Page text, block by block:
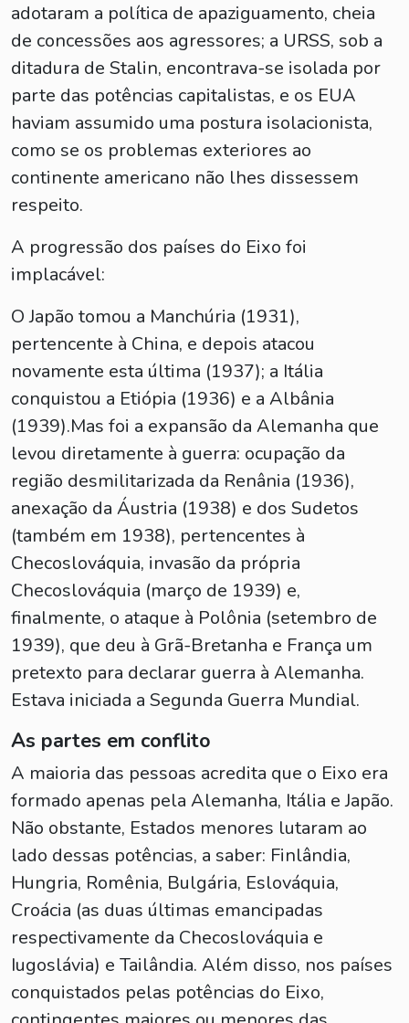
adotaram a política de apaziguamento, cheia
de concessões aos agressores; a URSS, sob a
ditadura de Stalin, encontrava-se isolada por
parte das potências capitalistas, e os EUA
haviam assumido uma postura isolacionista,
como se os problemas exteriores ao
continente americano não lhes dissessem
respeito.
A progressão dos países do Eixo foi
implacável:
O Japão tomou a Manchúria (1931),
pertencente à China, e depois atacou
novamente esta última (1937); a Itália
conquistou a Etiópia (1936) e a Albânia
(1939).Mas foi a expansão da Alemanha que
levou diretamente à guerra: ocupação da
região desmilitarizada da Renânia (1936),
anexação da Áustria (1938) e dos Sudetos
(também em 1938), pertencentes à
Checoslováquia, invasão da própria
Checoslováquia (março de 1939) e,
finalmente, o ataque à Polônia (setembro de
1939), que deu à Grã-Bretanha e França um
pretexto para declarar guerra à Alemanha.
Estava iniciada a Segunda Guerra Mundial.
As partes em conflito
A maioria das pessoas acredita que o Eixo era
formado apenas pela Alemanha, Itália e Japão.
Não obstante, Estados menores lutaram ao
lado dessas potências, a saber: Finlândia,
Hungria, Romênia, Bulgária, Eslováquia,
Croácia (as duas últimas emancipadas
respectivamente da Checoslováquia e
Iugoslávia) e Tailândia. Além disso, nos países
conquistados pelas potências do Eixo,